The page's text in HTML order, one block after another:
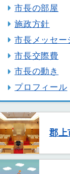
市長の部屋
施政方針
市長メッセー
市長交際費
市長の動き
プロフィール
郡上